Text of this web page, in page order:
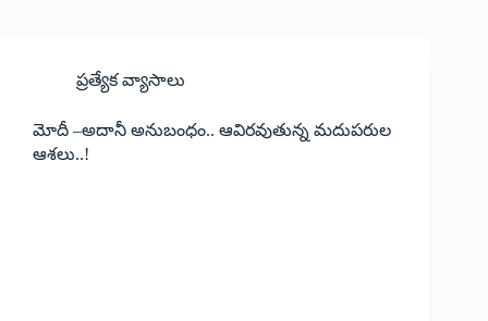
ప్రత్యేక వ్యాసాలు
మోదీ –అదానీ అనుబంధం.. ఆవిరవుతున్న మదుపరుల
ఆశలు..!